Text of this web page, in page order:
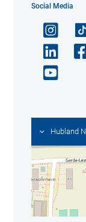
Social Media
Hubland